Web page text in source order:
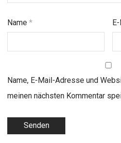
Name *
Name, E-Mail-Adresse und
meinen nächsten Kommentar